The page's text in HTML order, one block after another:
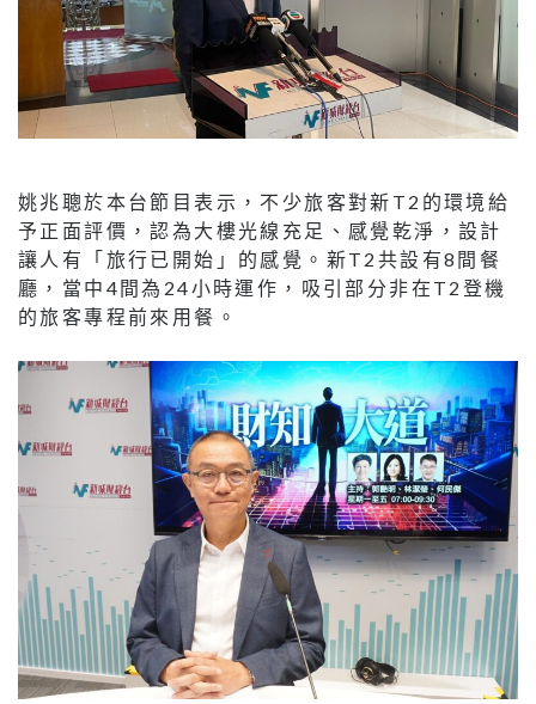
姚兆聰於本台節目表示，不少旅客對新T2的環境給
予正面評價，認為大樓光線充足、感覺乾淨，設計
讓人有「旅行已開始」的感覺。新T2共設有8間餐
廳，當中4間為24小時運作，吸引部分非在T2登機
的旅客專程前來用餐。